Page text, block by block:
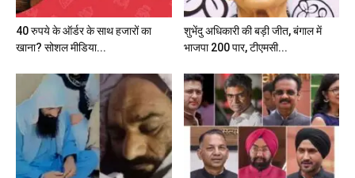
40 रुपये के ऑर्डर के साथ हजारों का
खाना? सोशल मीडिया...
शुभेंदु अधिकारी की बड़ी जीत, बंगाल में
भाजपा 200 पार, टीएमसी...